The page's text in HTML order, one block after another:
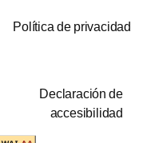
Política de privacidad
Declaración de
accesibilidad